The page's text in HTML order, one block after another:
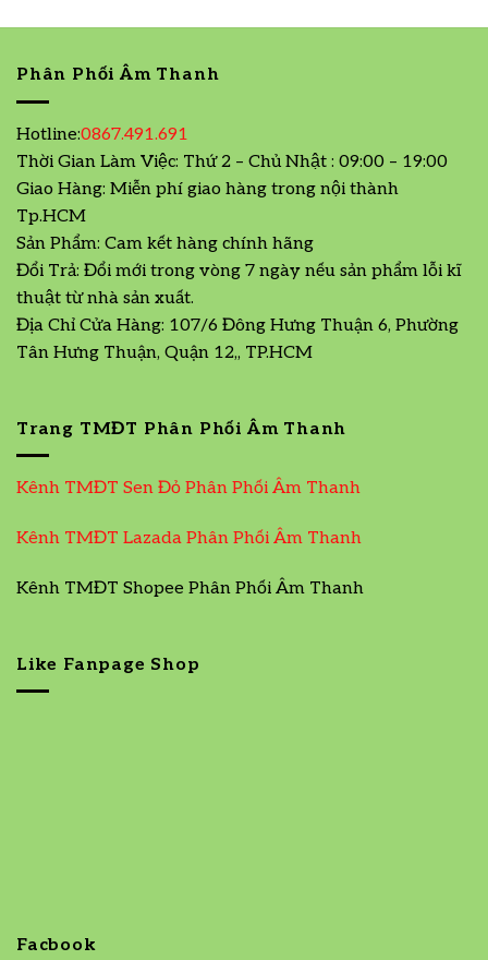
Phân Phối Âm Thanh
Hotline:0867.491.691
Thời Gian Làm Việc: Thứ 2 – Chủ Nhật : 09:00 – 19:00
Giao Hàng: Miễn phí giao hàng trong nội thành
Tp.HCM
Sản Phẩm: Cam kết hàng chính hãng
Đổi Trả: Đổi mới trong vòng 7 ngày nếu sản phẩm lỗi kĩ
thuật từ nhà sản xuất.
Địa Chỉ Cửa Hàng: 107/6 Đông Hưng Thuận 6, Phường
Tân Hưng Thuận, Quận 12,, TP.HCM
Trang TMĐT Phân Phối Âm Thanh
Kênh TMĐT Sen Đỏ Phân Phối Âm Thanh
Kênh TMĐT Lazada Phân Phối Âm Thanh
Kênh TMĐT Shopee Phân Phối Âm Thanh
Like Fanpage Shop
Facbook